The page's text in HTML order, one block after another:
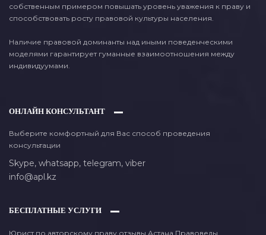
собственным примером повышать уровень уважения к праву и
способствовать росту правовой культуры населения.
Наличие правовой доминанты над иными поведенческими
моделями гарантирует гуманные взаимоотношения между
индивидуумами.
ОНЛАЙН КОНСУЛЬТАНТ
Выберите комфортный для Вас способ проведения
консультации
Skype, whatsapp, telegram, viber
info@apl.kz
БЕСПЛАТНЫЕ УСЛУГИ
Юрист по авторскому праву отзывы Астана Правоведы